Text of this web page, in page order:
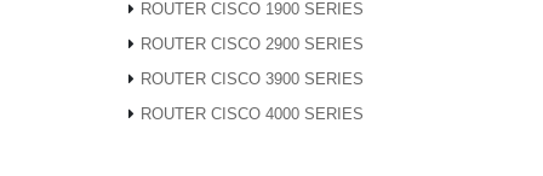
ROUTER CISCO 1900 SERIES
ROUTER CISCO 2900 SERIES
ROUTER CISCO 3900 SERIES
ROUTER CISCO 4000 SERIES